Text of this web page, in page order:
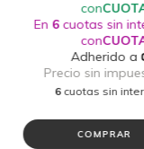
6 cuotas sin